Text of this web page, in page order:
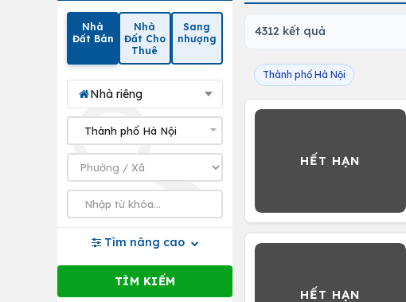
Nhà
Đất Bán
Nhà
Đất Cho
Thuê
Sang
nhượng
Nhà riêng
Tìm nâng cao
4312 kết quả
Thành phố Hà Nội